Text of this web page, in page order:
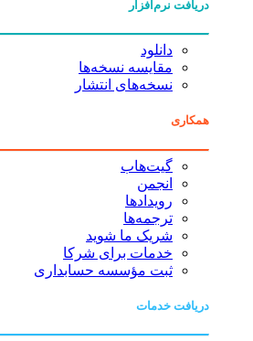
دریافت نرم‌افزار
دانلود
مقایسه نسخه‌ها
نسخه‌های انتشار
همکاری
گیت‌هاب
انجمن
رویدادها
ترجمه‌ها
شریک ما شوید
خدمات برای شرکا
ثبت مؤسسه حسابداری
دریافت خدمات